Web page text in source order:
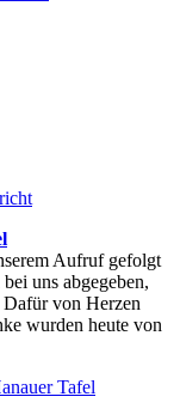
Aufruf gefolgt
uns abgegeben,
Dafür von Herzen
wurden heute von
Tafel